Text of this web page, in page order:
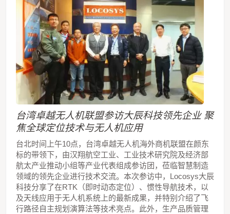
台湾卓越无人机联盟参访大辰科技领先企业 聚
焦全球定位技术与无人机应用
台北时间上午10点，台湾卓越无人机海外商机联盟在颜东
标的带领下，由汉翔航空工业、工业技术研究院及经济部
航太产业推动小组等产业代表组成参访团，莅临智慧制造
领域的领先企业进行技术交流。本次参访中，Locosys大辰
科技分享了在RTK（即时动态定位）、惯性导航技术，以
及天线应用于无人机系统上的最新成果，并特别介绍了飞
行路径自主规划演算法等技术亮点。此外，生产品质管理